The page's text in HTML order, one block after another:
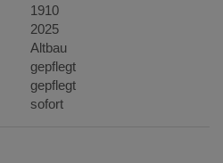
1910
2025
Altbau
gepflegt
gepflegt
sofort